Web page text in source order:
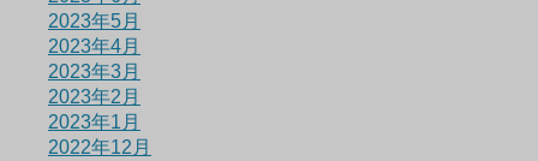
2023年5月
2023年4月
2023年3月
2023年2月
2023年1月
2022年12月